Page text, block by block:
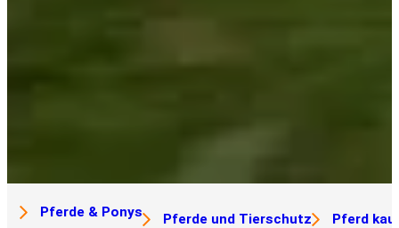
Pferde & Ponys Pferde und Tierschutz Pferd